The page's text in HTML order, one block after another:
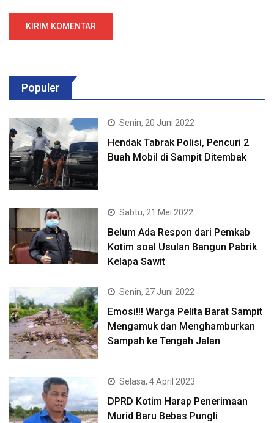
Populer
Senin, 20 Juni 2022
Hendak Tabrak Polisi, Pencuri 2
Buah Mobil di Sampit Ditembak
Sabtu, 21 Mei 2022
Belum Ada Respon dari Pemkab
Kotim soal Usulan Bangun Pabrik
Kelapa Sawit
Senin, 27 Juni 2022
Emosi!!! Warga Pelita Barat Sampit
Mengamuk dan Menghamburkan
Sampah ke Tengah Jalan
Selasa, 4 April 2023
DPRD Kotim Harap Penerimaan
Murid Baru Bebas Pungli